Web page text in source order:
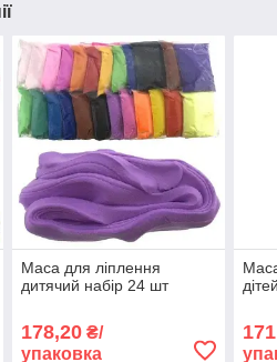
Маса для ліплення
дитячий набір 24 шт
178,20₴/
упаковка